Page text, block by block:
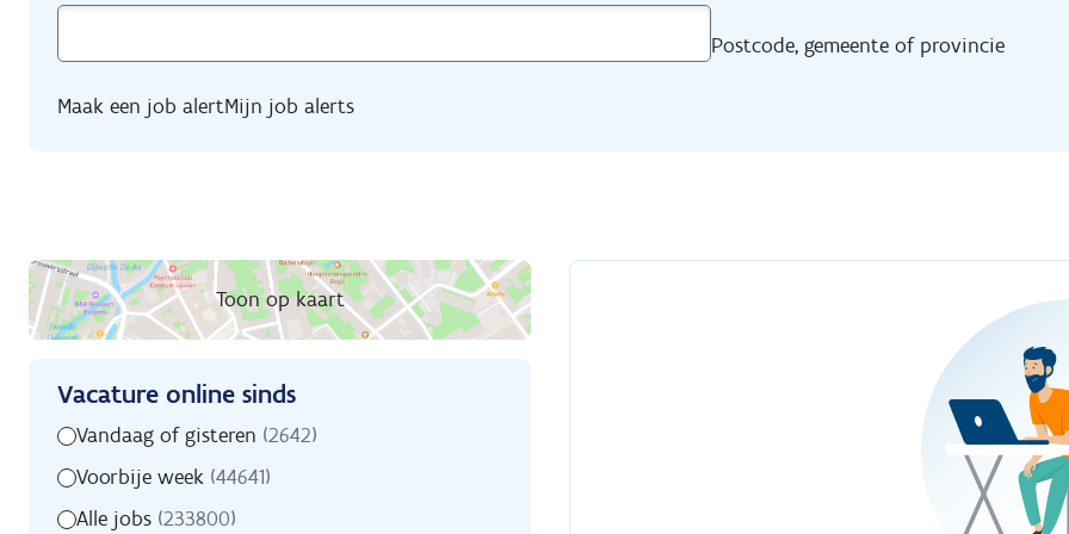
Postcode, gemeente of provincie
Maak een job alertMijn job alerts
Toon op kaart
Zoekfilters
Vacature online sinds
Vacature
sinds
Vandaag of gisteren (2642)
Voorbije week (44641)
Alle jobs (233800)